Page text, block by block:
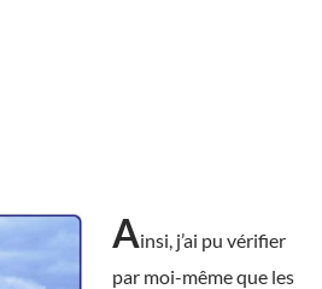
Ainsi, j’ai pu vérifier
par moi-même que les